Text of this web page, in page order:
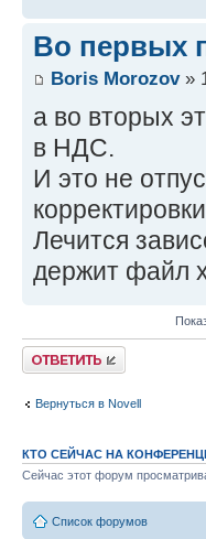
Во первых
Boris Morozov»
а во вторых
в НДС.
И это не
Лечится
держит файл
Ответить
Вернуться в Novell
КТО СЕЙЧАС НА
Сейчас этот форум
Список форумов